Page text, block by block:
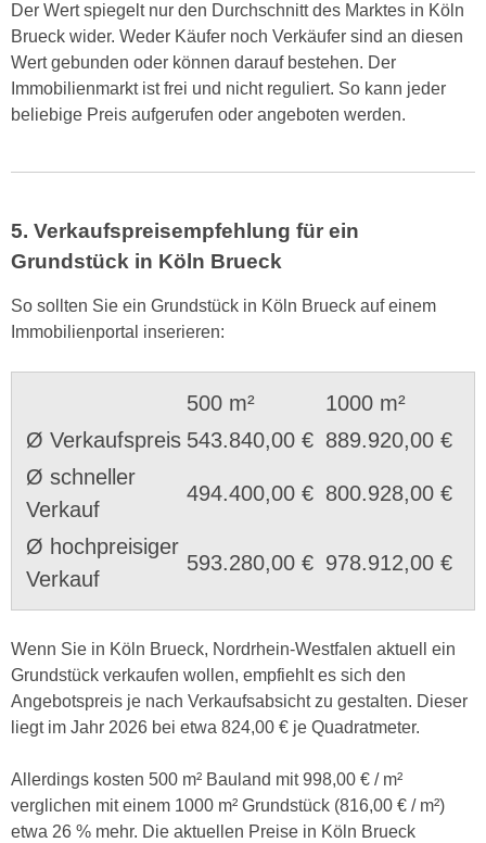
Der Wert spiegelt nur den Durchschnitt des Marktes in Köln
Brueck wider. Weder Käufer noch Verkäufer sind an diesen
Wert gebunden oder können darauf bestehen. Der
Immobilienmarkt ist frei und nicht reguliert. So kann jeder
beliebige Preis aufgerufen oder angeboten werden.
5. Verkaufspreisempfehlung für ein
Grundstück in Köln Brueck
So sollten Sie ein Grundstück in Köln Brueck auf einem
Immobilienportal inserieren:
500 m²
1000 m²
Ø Verkaufspreis 543.840,00 € 889.920,00 €
Ø schneller
Verkauf
494.400,00 € 800.928,00 €
Ø hochpreisiger
Verkauf
593.280,00 € 978.912,00 €
Wenn Sie in Köln Brueck, Nordrhein-Westfalen aktuell ein
Grundstück verkaufen wollen, empfiehlt es sich den
Angebotspreis je nach Verkaufsabsicht zu gestalten. Dieser
liegt im Jahr 2026 bei etwa 824,00 € je Quadratmeter.
Allerdings kosten 500 m² Bauland mit 998,00 € / m²
verglichen mit einem 1000 m² Grundstück (816,00 € / m²)
etwa 26 % mehr. Die aktuellen Preise in Köln Brueck